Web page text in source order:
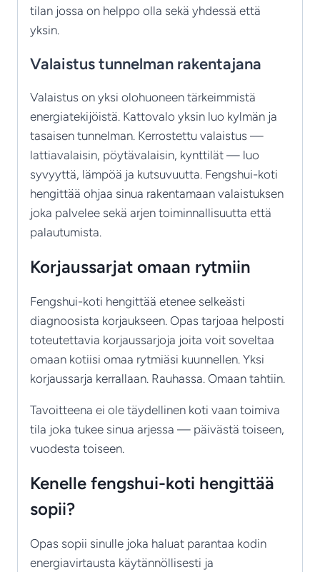
tilan jossa on helppo olla sekä yhdessä että
yksin.
Valaistus tunnelman rakentajana
Valaistus on yksi olohuoneen tärkeimmistä
energiatekijöistä. Kattovalo yksin luo kylmän ja
tasaisen tunnelman. Kerrostettu valaistus —
lattiavalaisin, pöytävalaisin, kynttilät — luo
syvyyttä, lämpöä ja kutsuvuutta. Fengshui-koti
hengittää ohjaa sinua rakentamaan valaistuksen
joka palvelee sekä arjen toiminnallisuutta että
palautumista.
Korjaussarjat omaan rytmiin
Fengshui-koti hengittää etenee selkeästi
diagnoosista korjaukseen. Opas tarjoaa helposti
toteutettavia korjaussarjoja joita voit soveltaa
omaan kotiisi omaa rytmiäsi kuunnellen. Yksi
korjaussarja kerrallaan. Rauhassa. Omaan tahtiin.
Tavoitteena ei ole täydellinen koti vaan toimiva
tila joka tukee sinua arjessa — päivästä toiseen,
vuodesta toiseen.
Kenelle fengshui-koti hengittää
sopii?
Opas sopii sinulle joka haluat parantaa kodin
energiavirtausta käytännöllisesti ja